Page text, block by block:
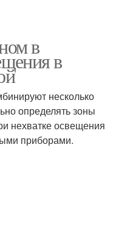
в
в
несколько
определять зоны
нехватке освещения
приборами.